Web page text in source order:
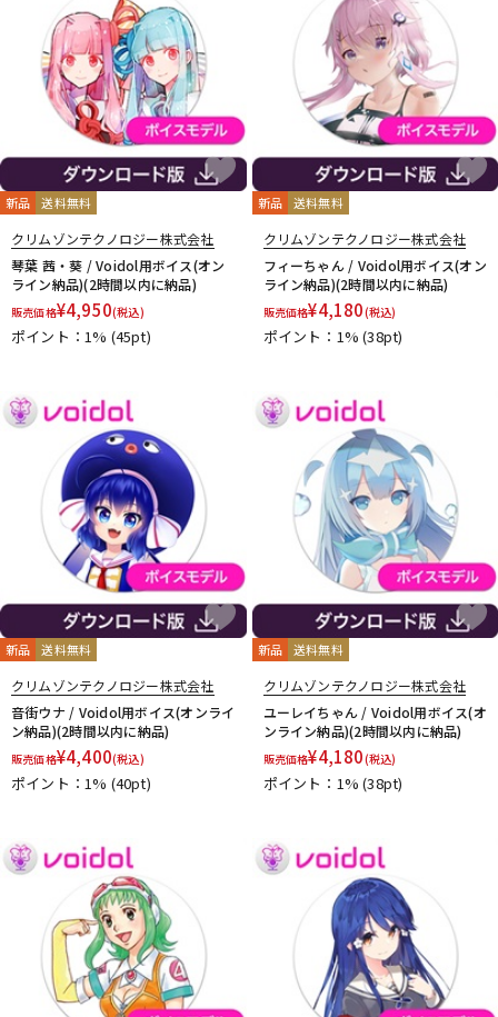
新品 送料無料
クリムゾンテクノロジー株式会社
琴葉 茜・葵 / Voidol用ボイス(オン
ライン納品)(2時間以内に納品)
販売価格¥4,950(税込)
ポイント：1% (45pt)
新品 送料無料
クリムゾンテクノロジー株式会社
フィーちゃん / Voidol用ボイス(オン
ライン納品)(2時間以内に納品)
販売価格¥4,180(税込)
ポイント：1%(38pt)
新品 送料無料
クリムゾンテクノロジー株式会社
音街ウナ / Voidol用ボイス(オンライ
ン納品)(2時間以内に納品)
販売価格¥4,400(税込)
ポイント：1% (40pt)
新品 送料無料
クリムゾンテクノロジー株式会社
ユーレイちゃん / Voidol用ボイス(オ
ンライン納品)(2時間以内に納品)
販売価格¥4,180(税込)
ポイント：1%(38pt)